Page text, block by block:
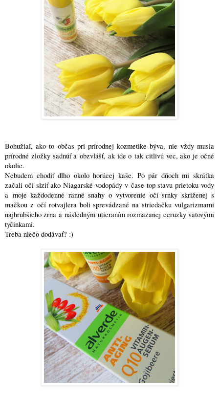
Bohužiaľ, ako to občas pri prírodnej kozmetike býva, nie vždy musia
prírodné zložky sadnúť a obzvlášť, ak ide o tak citlivú vec, ako je očné
okolie.
Nebudem chodiť dlho okolo horúcej kaše. Po pár dňoch mi skrátka
začali oči slziť ako Niagarské vodopády v čase top stavu prietoku vody
a moje každodenné ranné snahy o vytvorenie očí srnky skríženej s
mačkou z očí rotvajlera boli sprevádzané na striedačku vulgarizmami
najhrubšieho zrna a následným utieraním rozmazanej ceruzky vatovými
tyčinkami.
Treba niečo dodávať? :)